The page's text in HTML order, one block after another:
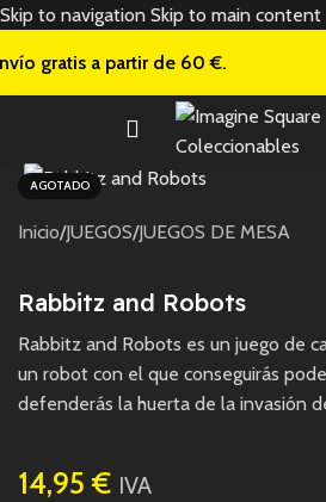
Skip to navigation Skip to main content
gratis a partir de 60 €.
AGOTADO
Inicio/JUEGOS/JUEGOS DE MESA
Rabbitz and Robots
Rabbitz and Robots es un juego de
un robot con el que conseguirás
defenderás la huerta de la invasión
14,95 € IVA